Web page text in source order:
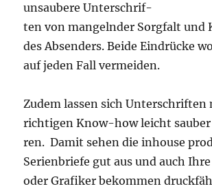
unsau­be­re Unter­schrif­
ten von man­geln­der Sorg­falt und
des Absen­ders. Bei­de Ein­drü­cke
auf jeden Fall vermeiden.
Zudem las­sen sich Unter­schrif­ten
rich­ti­gen Know-how leicht
ren. Damit sehen die inhouse
Seri­en­brie­fe gut aus und auch
oder Gra­fi­ker bekom­men